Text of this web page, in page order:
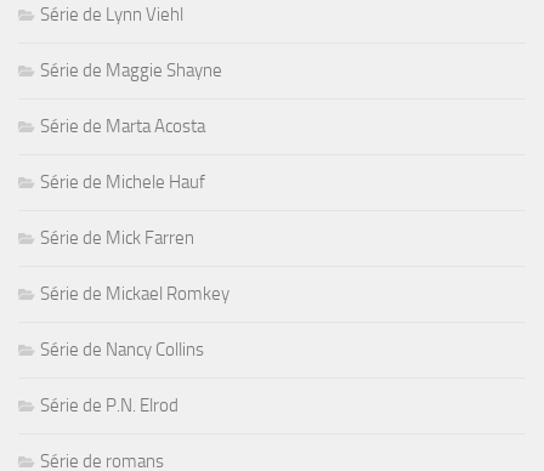
Série de Lynn Viehl
Série de Maggie Shayne
Série de Marta Acosta
Série de Michele Hauf
Série de Mick Farren
Série de Mickael Romkey
Série de Nancy Collins
Série de P.N. Elrod
Série de romans